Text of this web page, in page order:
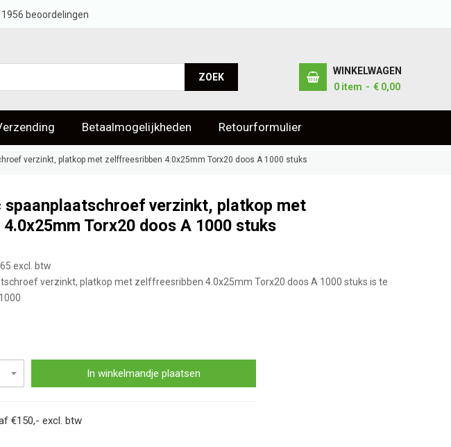
1956 beoordelingen
ZOEK
WINKELWAGEN
0 item € 0,00
Betaalmogelijkheden Retourformulier
verzinkt, platkop met zelffreesribben 4.0x25mm Torx20 doos A 1000 stuks
spaanplaatschroef verzinkt, platkop met
Torx20 doos A 1000 stuks
excl. btw
verzinkt, platkop met zelffreesribben 4.0x25mm Torx20 doos A 1000 stuks is te
In winkelmandje plaatsen
€150,- excl. btw